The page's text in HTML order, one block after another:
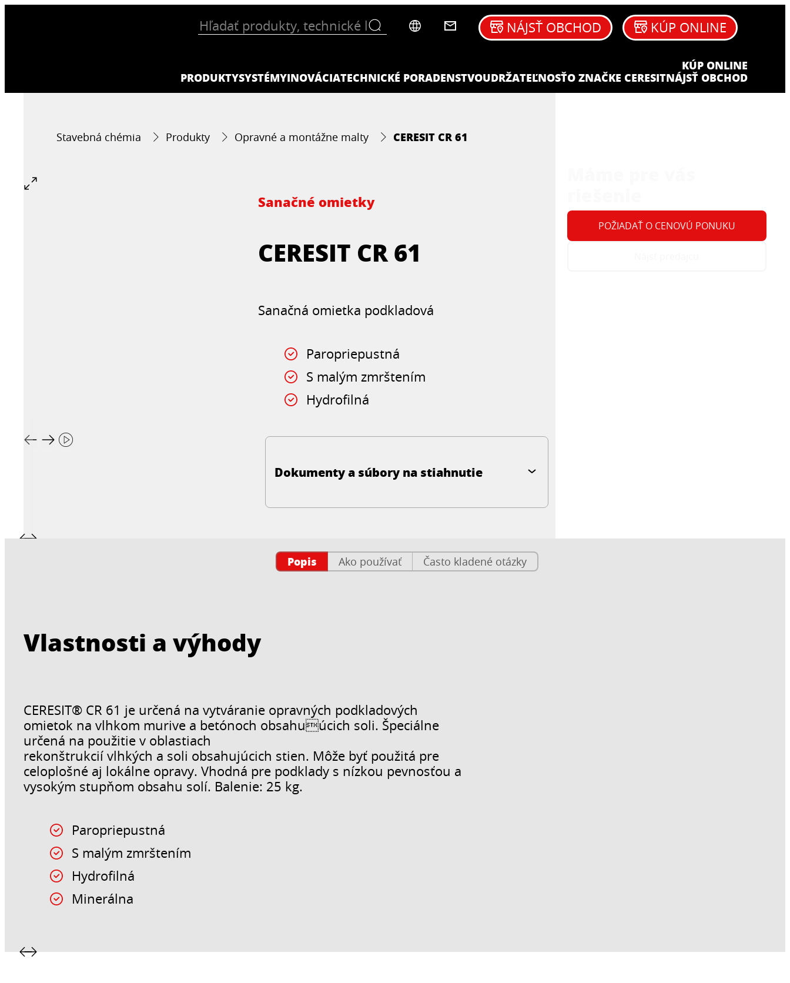
PRODUKTYSYSTÉMYINOVÁCIATECHNICKÉ PORADENSTVOUDRŽATEĽNOSŤO ZNAČKE CERESITNÁJSŤ OBCHOD
KÚP ONLINE
NÁJSŤ OBCHOD KÚP ONLINE
Stavebná chémia Produkty Opravné a montážne malty CERESIT CR 61
Sanačné omietky
CERESIT CR 61
Sanačná omietka podkladová
Paropriepustná
S malým zmrštením
Hydrofilná
Dokumenty a súbory na stiahnutie
POŽIADAŤ O CENOVÚ PONUKU
Popis Ako používať Často kladené otázky
Vlastnosti a výhody
CERESIT® CR 61 je určená na vytváranie opravných podkladových
omietok na vlhkom murive a betónoch obsahuúcich soli. Špeciálne
určená na použitie v oblastiach
rekonštrukcií vlhkých a soli obsahujúcich stien. Môže byť použitá pre
celoplošné aj lokálne opravy. Vhodná pre podklady s nízkou pevnosťou a
vysokým stupňom obsahu solí. Balenie: 25 kg.
Paropriepustná
S malým zmrštením
Hydrofilná
Minerálna